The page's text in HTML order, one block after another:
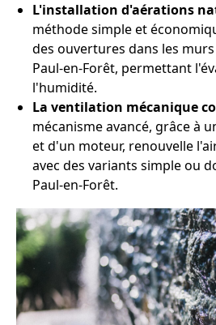
L'installation d'aérations
méthode simple et
des ouvertures dans les murs
Paul-en-Forêt, permettant
l'humidité.
La ventilation mécanique
mécanisme avancé, grâce à
et d'un moteur, renouvelle
avec des variants simple ou
Paul-en-Forêt.